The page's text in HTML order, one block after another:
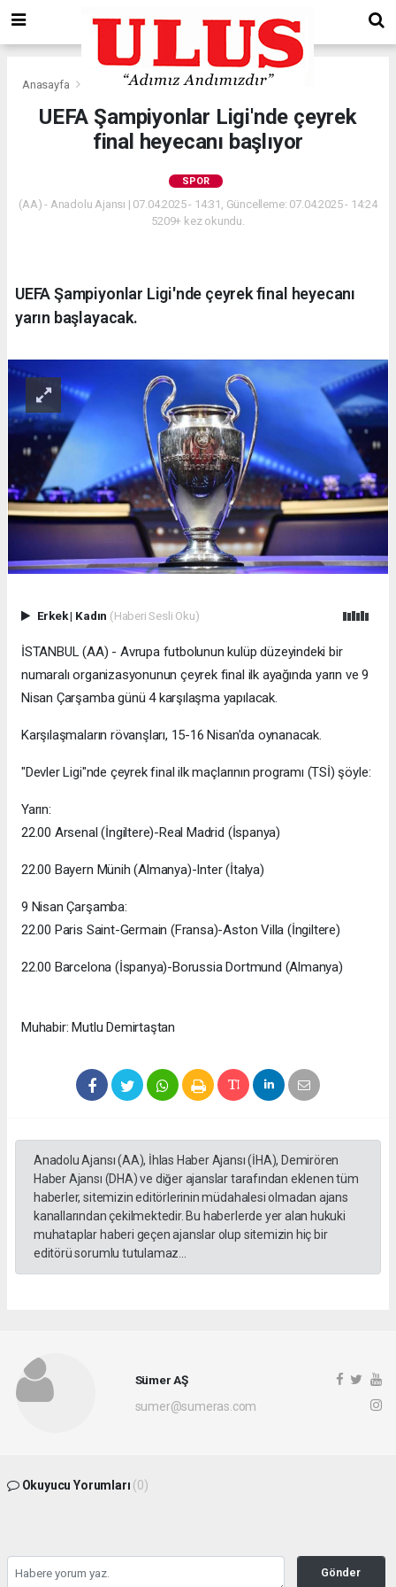
Anasayfa
UEFA Şampiyonlar Ligi'nde çeyrek
final heyecanı başlıyor
SPOR
(AA) - Anadolu Ajansı | 07.04.2025 - 14:31, Güncelleme: 07.04.2025 - 14:24
5209+ kez okundu.
UEFA Şampiyonlar Ligi'nde çeyrek final heyecanı
yarın başlayacak.
Erkek| Kadın (Haberi Sesli Oku)
İSTANBUL (AA) - Avrupa futbolunun kulüp düzeyindeki bir
numaralı organizasyonunun çeyrek final ilk ayağında yarın ve 9
Nisan Çarşamba günü 4 karşılaşma yapılacak.
Karşılaşmaların rövanşları, 15-16 Nisan'da oynanacak.
"Devler Ligi"nde çeyrek final ilk maçlarının programı (TSİ) şöyle:
Yarın:
22.00 Arsenal (İngiltere)-Real Madrid (İspanya)
22.00 Bayern Münih (Almanya)-Inter (İtalya)
9 Nisan Çarşamba:
22.00 Paris Saint-Germain (Fransa)-Aston Villa (İngiltere)
22.00 Barcelona (İspanya)-Borussia Dortmund (Almanya)
Muhabir: Mutlu Demirtaştan
Anadolu Ajansı (AA), İhlas Haber Ajansı (İHA), Demirören
Haber Ajansı (DHA) ve diğer ajanslar tarafından eklenen tüm
haberler, sitemizin editörlerinin müdahalesi olmadan ajans
kanallarından çekilmektedir. Bu haberlerde yer alan hukuki
muhataplar haberi geçen ajanslar olup sitemizin hiç bir
editörü sorumlu tutulamaz...
Sümer AŞ
sumer@sumeras.com
Okuyucu Yorumları (0)
Gönder